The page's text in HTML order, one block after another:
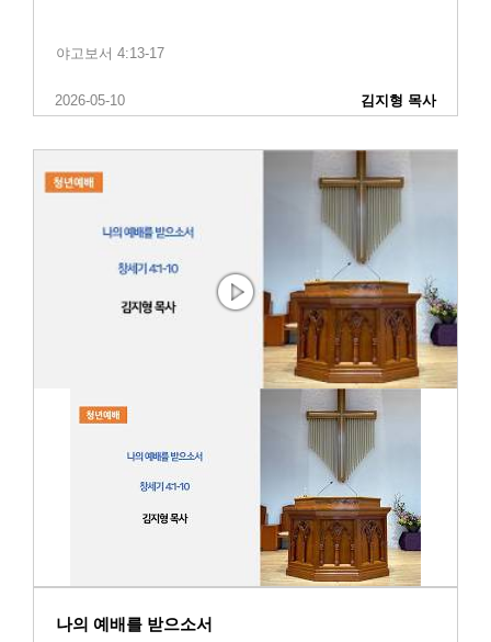
야고보서 4:13-17
2026-05-10 김지형 목사
나의 예배를 받으소서